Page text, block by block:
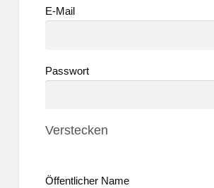
E-Mail
Passwort
Verstecken
Öffentlicher Name